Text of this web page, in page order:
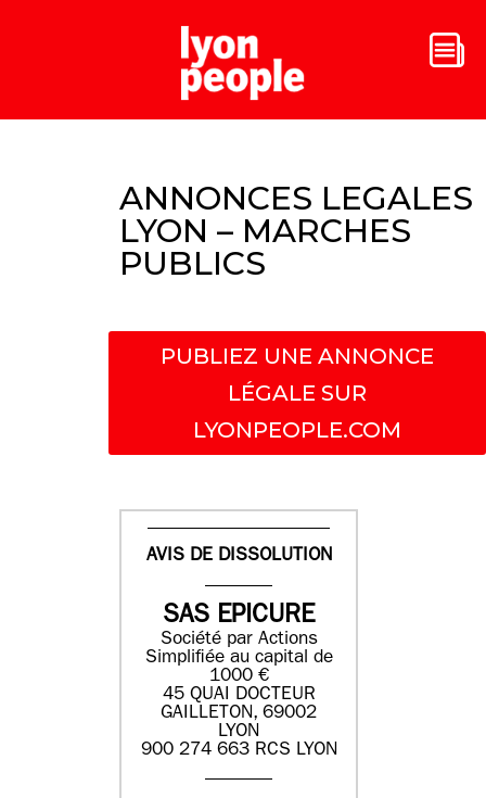
ANNONCES LEGALES
LYON – MARCHES
PUBLICS
PUBLIEZ UNE ANNONCE
LÉGALE SUR
LYONPEOPLE.COM
AVIS DE DISSOLUTION
SAS EPICURE
Société par Actions
Simplifiée au capital de
1000 €
45 QUAI DOCTEUR
GAILLETON, 69002
LYON
900 274 663 RCS LYON